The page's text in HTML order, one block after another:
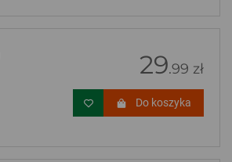
29.99 zł
Do koszyka